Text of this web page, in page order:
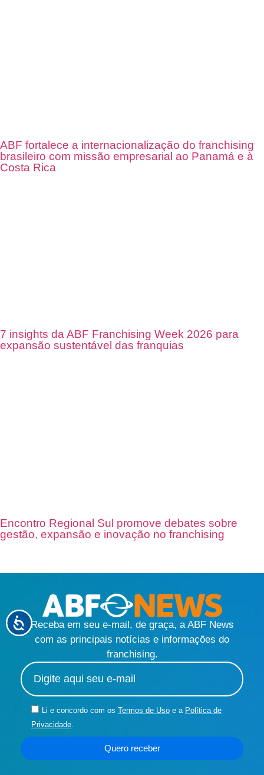
ABF fortalece a internacionalização do franchising
brasileiro com missão empresarial ao Panamá e à
Costa Rica
7 insights da ABF Franchising Week 2026 para
expansão sustentável das franquias
Encontro Regional Sul promove debates sobre
gestão, expansão e inovação no franchising
Receba em seu e-mail, de graça, a ABF News
com as principais notícias e informações do
franchising.
Li e concordo com os Termos de Uso e a Política de
Privacidade
Quero receber